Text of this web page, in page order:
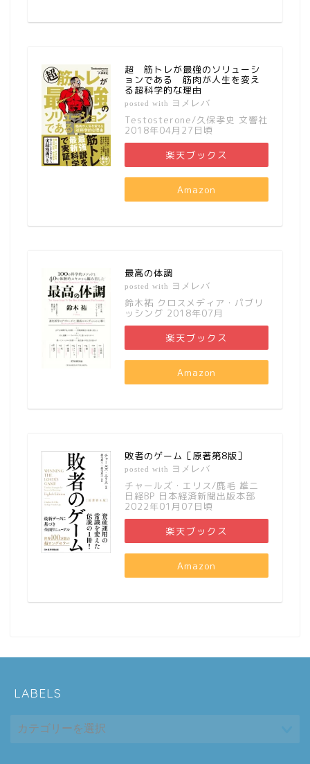
超 筋トレが最強のソリューシ
ョンである 筋肉が人生を変え
る超科学的な理由
posted with ヨメレバ
Testosterone/久保孝史 文響社
2018年04月27日頃
楽天ブックス
Amazon
最高の体調
posted with ヨメレバ
鈴木祐 クロスメディア・パブリ
ッシング 2018年07月
楽天ブックス
Amazon
敗者のゲーム［原著第8版］
posted with ヨメレバ
チャールズ・エリス/鹿毛 雄二
日経BP 日本経済新聞出版本部
2022年01月07日頃
楽天ブックス
Amazon
LABELS